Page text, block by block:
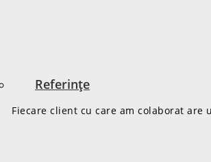
Referințe
Fiecare client cu care am colaborat